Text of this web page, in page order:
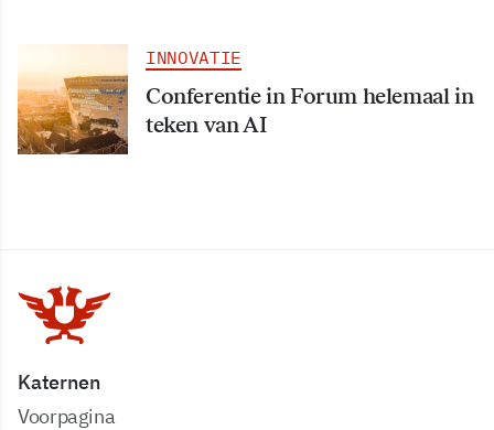
INNOVATIE
Conferentie in Forum helemaal in
teken van AI
Katernen
Voorpagina